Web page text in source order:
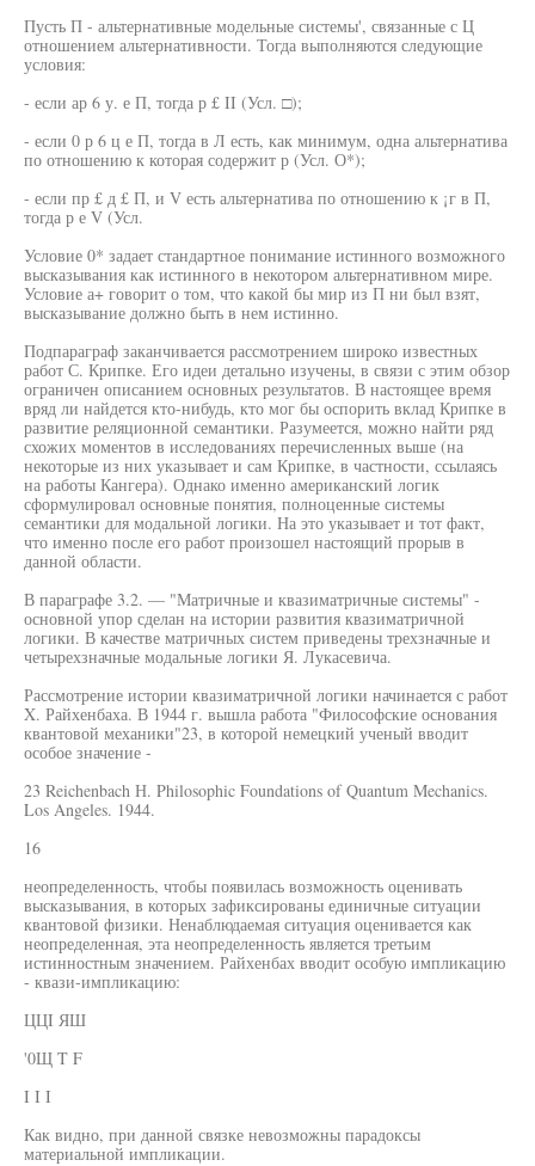
Пусть П - альтернативные модельные системы', связанные с Ц
отношением альтернативности. Тогда выполняются следующие
условия:
- если ар 6 у. е П, тогда р £ II (Усл. □);
- если 0 р 6 ц е П, тогда в Л есть, как минимум, одна альтернатива
по отношению к которая содержит р (Усл. О*);
- если пр £ д £ П, и V есть альтернатива по отношению к ¡г в П,
тогда р е V (Усл.
Условие 0* задает стандартное понимание истинного возможного
высказывания как истинного в некотором альтернативном мире.
Условие а+ говорит о том, что какой бы мир из П ни был взят,
высказывание должно быть в нем истинно.
Подпараграф заканчивается рассмотрением широко известных
работ С. Крипке. Его идеи детально изучены, в связи с этим обзор
ограничен описанием основных результатов. В настоящее время
вряд ли найдется кто-нибудь, кто мог бы оспорить вклад Крипке в
развитие реляционной семантики. Разумеется, можно найти ряд
схожих моментов в исследованиях перечисленных выше (на
некоторые из них указывает и сам Крипке, в частности, ссылаясь
на работы Кангера). Однако именно американский логик
сформулировал основные понятия, полноценные системы
семантики для модальной логики. На это указывает и тот факт,
что именно после его работ произошел настоящий прорыв в
данной области.
В параграфе 3.2. — "Матричные и квазиматричные системы" -
основной упор сделан на истории развития квазиматричной
логики. В качестве матричных систем приведены трехзначные и
четырехзначные модальные логики Я. Лукасевича.
Рассмотрение истории квазиматричной логики начинается с работ
X. Райхенбаха. В 1944 г. вышла работа "Философские основания
квантовой механики"23, в которой немецкий ученый вводит
особое значение -
23 Reichenbach Н. Philosophic Foundations of Quantum Mechanics.
Los Angeles. 1944.
16
неопределенность, чтобы появилась возможность оценивать
высказывания, в которых зафиксированы единичные ситуации
квантовой физики. Ненаблюдаемая ситуация оценивается как
неопределенная, эта неопределенность является третьим
истинностным значением. Райхенбах вводит особую импликацию
- квази-импликацию:
ЦЦI ЯШ
'0Щ T F
I I I
Как видно, при данной связке невозможны парадоксы
материальной импликации.